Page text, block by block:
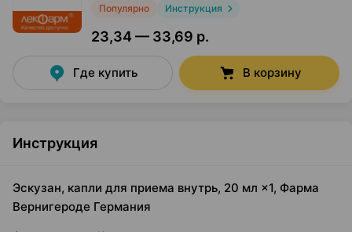
Популярно Инструкция
23,34 — 33,69 р.
Где купить В корзину
Инструкция
Эскузан, капли для приема внутрь, 20 мл ×1, Фарма
Вернигероде Германия